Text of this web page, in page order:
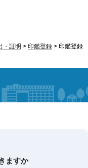
・証明 > 印鑑登録 > 印鑑登録
ますか